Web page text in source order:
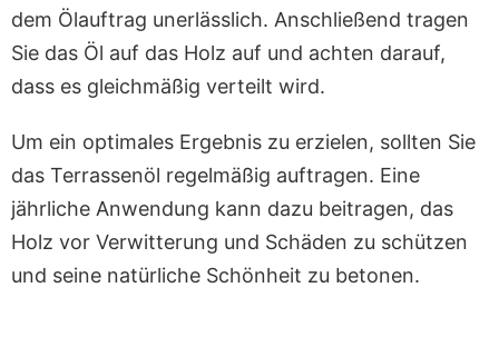
dem Ölauftrag unerlässlich. Anschließend tragen
Sie das Öl auf das Holz auf und achten darauf,
dass es gleichmäßig verteilt wird.
Um ein optimales Ergebnis zu erzielen, sollten Sie
das Terrassenöl regelmäßig auftragen. Eine
jährliche Anwendung kann dazu beitragen, das
Holz vor Verwitterung und Schäden zu schützen
und seine natürliche Schönheit zu betonen.